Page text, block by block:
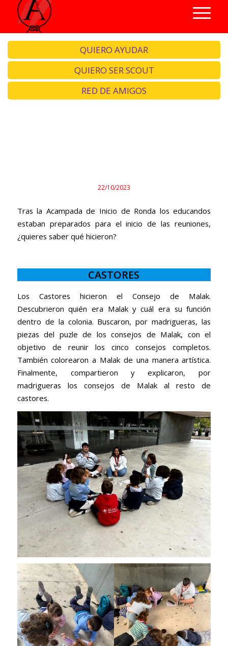
QUIERO AYUDAR
QUIERO SER SCOUT
RED DE AMIGOS
22/10/2023
Tras la Acampada de Inicio de Ronda los educandos
estaban preparados para el inicio de las reuniones,
¿quieres saber qué hicieron?
CASTORES
Los Castores hicieron el Consejo de Malak.
Descubrieron quién era Malak y cuál era su función
dentro de la colonia. Buscaron, por madrigueras, las
piezas del puzle de los consejos de Malak, con el
objetivo de reunir los cinco consejos completos.
También colorearon a Malak de una manera artística.
Finalmente, compartieron y explicaron, por
madrigueras los consejos de Malak al resto de
castores.